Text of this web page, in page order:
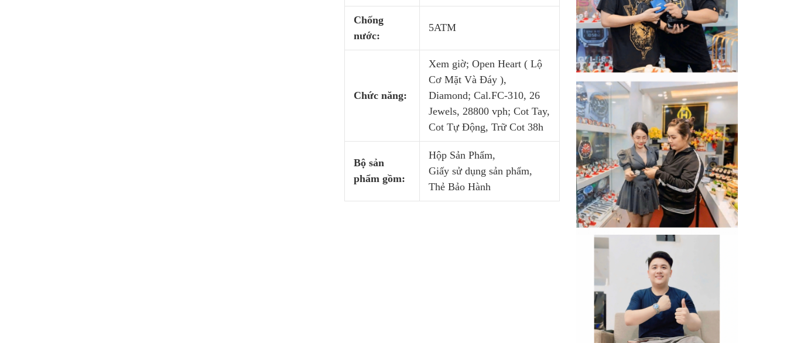
Chống
nước:
5ATM
Chức năng:
Xem giờ; Open Heart ( Lộ
Cơ Mặt Và Đáy ),
Diamond; Cal.FC-310, 26
Jewels, 28800 vph; Cot Tay,
Cot Tự Động, Trữ Cot 38h
Bộ sản
phẩm gồm:
Hộp Sản Phẩm,
Giấy sử dụng sản phẩm,
Thẻ Bảo Hành